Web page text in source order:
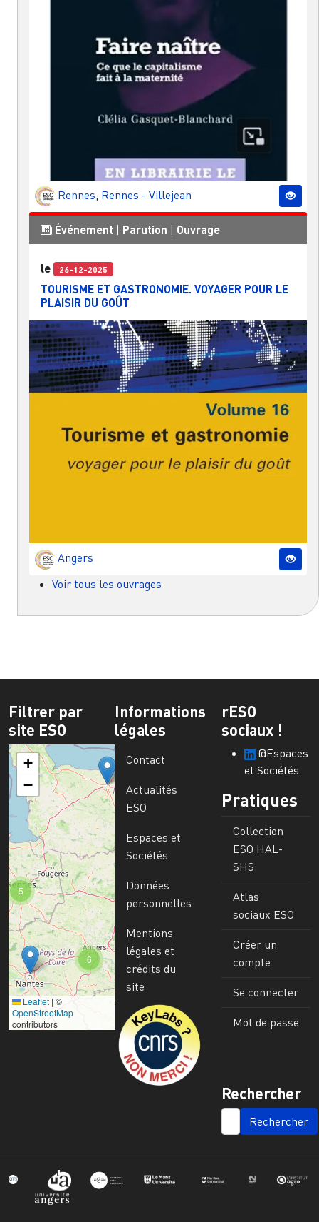
Rennes, Rennes - Villejean
Événement Parution Ouvrage
le 26-12-2025
TOURISME ET GASTRONOMIE. VOYAGER POUR LE
PLAISIR DU GOÛT
Angers
Voir tous les ouvrages
Filtrer par
site ESO
6
5
+
−
Leaflet | ©
OpenStreetMap
contributors
Informations
légales
Contact
Actualités
ESO
Espaces et
Sociétés
Données
personnelles
Mentions
légales et
crédits du
site
Image
rESO
sociaux !
@Espaces
et Sociétés
Pratiques
Collection
ESO HAL-
SHS
Atlas
sociaux ESO
Créer un
compte
Se connecter
Mot de passe
Rechercher
SEARCH